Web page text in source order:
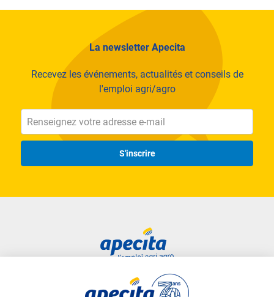
La newsletter Apecita
Recevez les événements, actualités et conseils de
l'emploi agri/agro
S'inscrire